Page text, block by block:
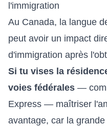
l'immigration
Au Canada, la langue
peut avoir un impact
d'immigration après
Si tu vises la
voies fédérales —
Express — maîtriser
avantage, car la